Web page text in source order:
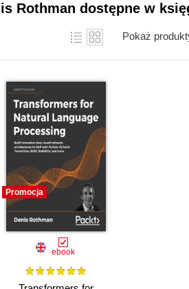
Rothman dostępne w
Pokaż
Promocja
ebook